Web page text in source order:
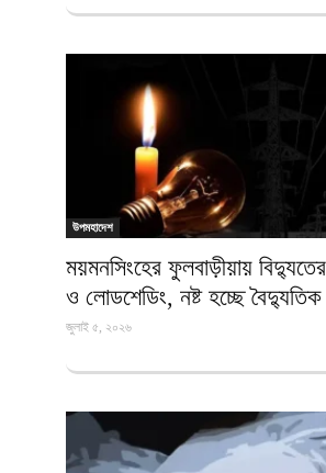
উপমহাদেশ
ময়মনসিংহের ফুলবাড়ীয়ায়
ও লোডশেডিং, নষ্ট হচ্ছে বৈদ্যুতিক
জুলাই ৫, ২০২৬